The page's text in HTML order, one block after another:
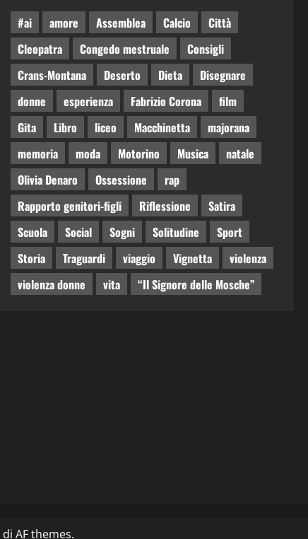
#ai amore Assemblea Calcio
Città
Cleopatra
Congedo mestruale
Consigli
Crans-Montana
Deserto Dieta
Disegnare
donne
esperienza Fabrizio Corona
film
Gita
Libro liceo Macchinetta
majorana
memoria
moda Motorino Musica
natale
Olivia Denaro
Ossessione
rap
Rapporto genitori-figli
Riflessione
Satira
Scuola
Social Sogni Solitudine
Sport
Storia
Traguardi viaggio Vignetta
violenza
violenza donne
vita “Il Signore delle Mosche”
di AF themes.